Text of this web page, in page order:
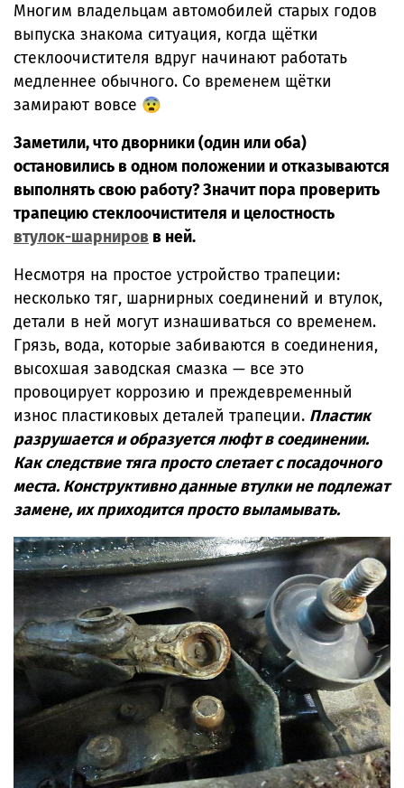
Многим владельцам автомобилей старых годов
выпуска знакома ситуация, когда щётки
стеклоочистителя вдруг начинают работать
медленнее обычного. Со временем щётки
замирают вовсе 😨
Заметили, что дворники (один или оба)
остановились в одном положении и отказываются
выполнять свою работу? Значит пора проверить
трапецию стеклоочистителя и целостность
втулок-шарниров в ней.
Несмотря на простое устройство трапеции:
несколько тяг, шарнирных соединений и втулок,
детали в ней могут изнашиваться со временем.
Грязь, вода, которые забиваются в соединения,
высохшая заводская смазка — все это
провоцирует коррозию и преждевременный
износ пластиковых деталей трапеции. Пластик
разрушается и образуется люфт в соединении.
Как следствие тяга просто слетает с посадочного
места. Конструктивно данные втулки не подлежат
замене, их приходится просто выламывать.